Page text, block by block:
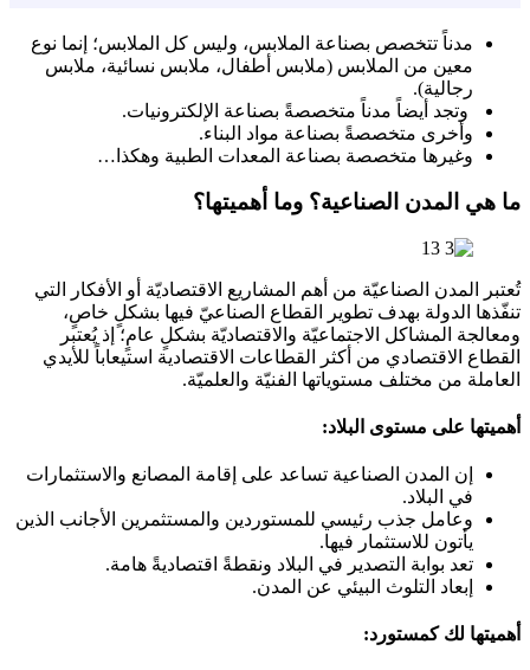
مدناً تتخصص بصناعة الملابس، وليس كل الملابس؛ إنما نوع
معين من الملابس (ملابس أطفال، ملابس نسائية، ملابس
رجالية).
وتجد أيضاً مدناً متخصصةً بصناعة الإلكترونيات.
وأخرى متخصصةً بصناعة مواد البناء.
وغيرها متخصصة بصناعة المعدات الطبية وهكذا…
ما هي المدن الصناعية؟ وما أهميتها؟
تُعتبر المدن الصناعيّة من أهم المشاريع الاقتصاديّة أو الأفكار التي
تنفّذها الدولة بهدف تطوير القطاع الصناعيّ فيها بشكلٍ خاصٍ،
ومعالجة المشاكل الاجتماعيّة والاقتصاديّة بشكلٍ عامٍ؛ إذ يُعتبر
القطاع الاقتصادي من أكثر القطاعات الاقتصادية استيعاباً للأيدي
العاملة من مختلف مستوياتها الفنيّة والعلميّة.
أهميتها على مستوى البلاد:
إن المدن الصناعية تساعد على إقامة المصانع والاستثمارات
في البلاد.
وعامل جذب رئيسي للمستوردين والمستثمرين الأجانب الذين
يأتون للاستثمار فيها.
تعد بوابة التصدير في البلاد ونقطةً اقتصاديةً هامة.
إبعاد التلوث البيئي عن المدن.
أهميتها لك كمستورد: